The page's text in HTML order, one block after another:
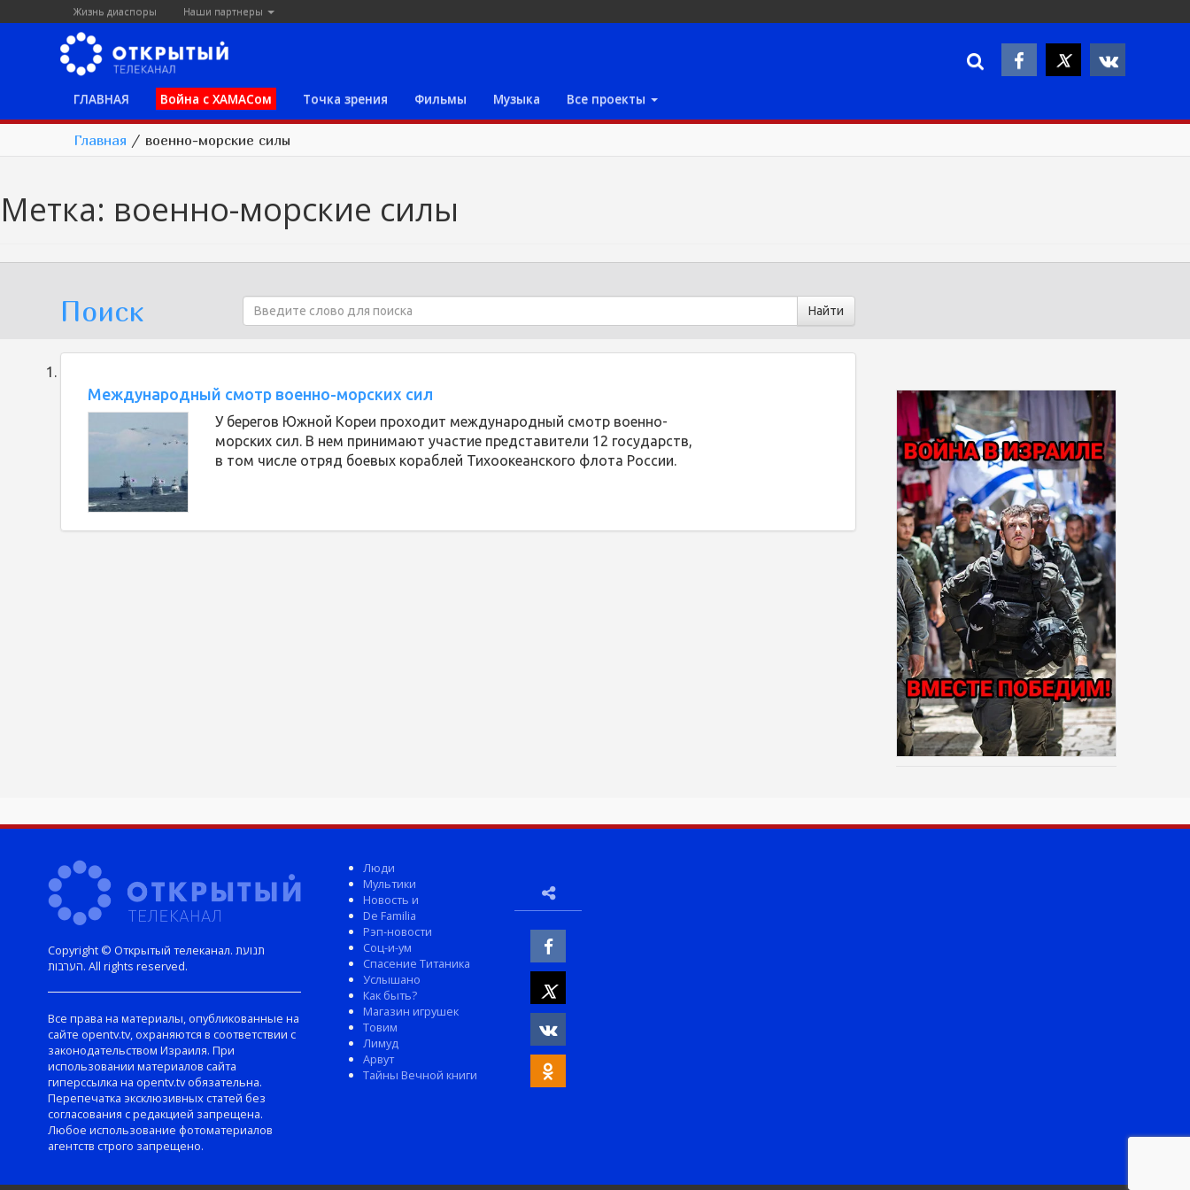
Жизнь диаспоры Наши партнеры
ГЛАВНАЯ Война с ХАМАСом Точка зрения Фильмы Музыка Все проекты
Главная / военно-морские силы
Метка: военно-морские силы
Поиск
Международный смотр военно-морских сил
У берегов Южной Кореи проходит международный смотр военно-
морских сил. В нем принимают участие представители 12 государств,
в том числе отряд боевых кораблей Тихоокеанского флота России.
Copyright © Открытый телеканал. תנועת
הערבות. All rights reserved.
Все права на материалы, опубликованные на
сайте opentv.tv, охраняются в соответствии с
законодательством Израиля. При
использовании материалов сайта
гиперссылка на opentv.tv обязательна.
Перепечатка эксклюзивных статей без
согласования с редакцией запрещена.
Любое использование фотоматериалов
агентств строго запрещено.
Люди
Мультики
Новость и
De Familia
Рэп-новости
Соц-и-ум
Спасение Титаника
Услышано
Как быть?
Магазин игрушек
Товим
Лимуд
Арвут
Тайны Вечной книги